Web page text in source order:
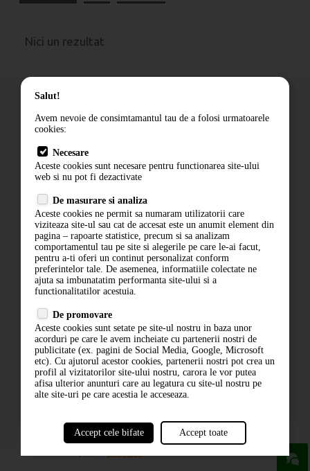
Nici un rezultat
Cum comand
Livrare
Contact
Politica de confidentialitate
ANPC
ABONARE LA NEWSLETTER
ABONARE
Salut!
Avem nevoie de consimtamantul tau de a folosi urmatoarele
cookies:
Necesare
Aceste cookies sunt necesare pentru functionarea site-ului
web si nu pot fi dezactivate
De masurare si analiza
Aceste cookies ne permit sa numaram utilizatorii care
viziteaza site-ul sau cat de accesat este un anumit element din
pagina – rapoarte statistice, precum si sa analizam
comportamentul tau pe site si alegerile pe care le-ai facut,
pentru a-ti oferi un continut personalizat conform
preferintelor tale. De asemenea, informatiile colectate ne
ajuta sa imbunatatim performanta site-ului si a
functionalitatilor acestuia.
De promovare
Aceste cookies sunt setate pe site-ul nostru in baza unor
acorduri pe care le avem incheiate cu partenerii nostri de
publicitate (ex. pagini de Social Media, Google, Microsoft
etc). Cu ajutorul acestor cookies, partenerii nostri pot crea un
profil al vizitatorilor site-ului nostru, carora le vor putea
afisa ulterior anunturi care au legatura cu site-ul nostru pe
alte site-uri pe care acestia le acceseaza.
Accept cele bifate Accept toate